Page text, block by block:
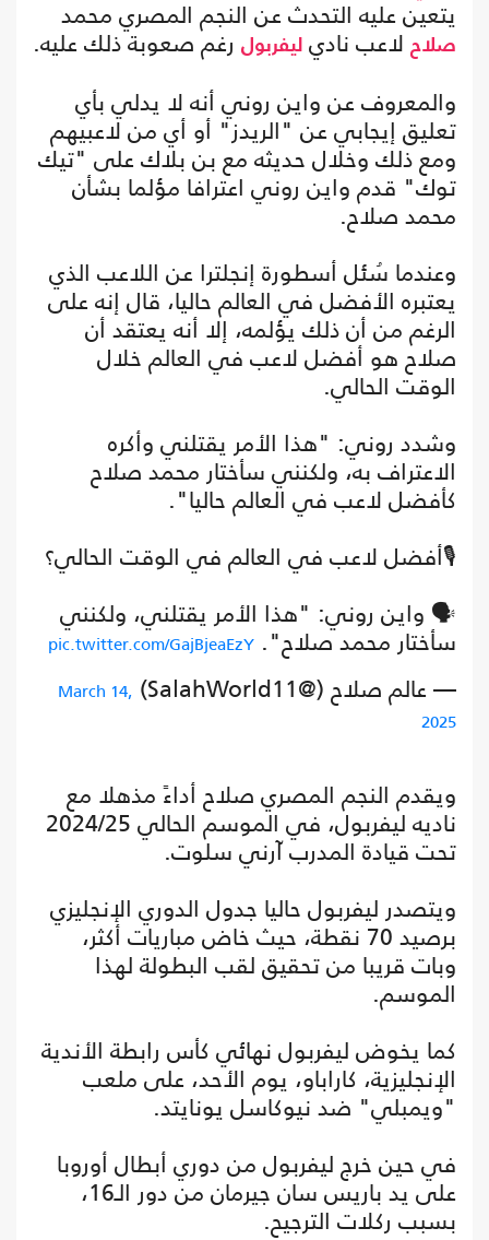
يتعين عليه التحدث عن النجم المصري محمد
صلاح لاعب نادي ليفربول رغم صعوبة ذلك عليه.
والمعروف عن واين روني أنه لا يدلي بأي
تعليق إيجابي عن "الريدز" أو أي من لاعبيهم
ومع ذلك وخلال حديثه مع بن بلاك على "تيك
توك" قدم واين روني اعترافا مؤلما بشأن
محمد صلاح.
وعندما سُئل أسطورة إنجلترا عن اللاعب الذي
يعتبره الأفضل في العالم حاليا، قال إنه على
الرغم من أن ذلك يؤلمه، إلا أنه يعتقد أن
صلاح هو أفضل لاعب في العالم خلال
الوقت الحالي.
وشدد روني: "هذا الأمر يقتلني وأكره
الاعتراف به، ولكنني سأختار محمد صلاح
كأفضل لاعب في العالم حاليا".
🎙️أفضل لاعب في العالم في الوقت الحالي؟
🗣️ واين روني: "هذا الأمر يقتلني، ولكنني
سأختار محمد صلاح". pic.twitter.com/GajBjeaEzY
— عالم صلاح (@SalahWorld11)
March 14,
2025
ويقدم النجم المصري صلاح أداءً مذهلا مع
ناديه ليفربول، في الموسم الحالي 2024/25
تحت قيادة المدرب آرني سلوت.
ويتصدر ليفربول حاليا جدول الدوري الإنجليزي
برصيد 70 نقطة، حيث خاض مباريات أكثر،
وبات قريبا من تحقيق لقب البطولة لهذا
الموسم.
كما يخوض ليفربول نهائي كأس رابطة الأندية
الإنجليزية، كاراباو، يوم الأحد، على ملعب
"ويمبلي" ضد نيوكاسل يونايتد.
في حين خرج ليفربول من دوري أبطال أوروبا
على يد باريس سان جيرمان من دور الـ16،
بسبب ركلات الترجيح.